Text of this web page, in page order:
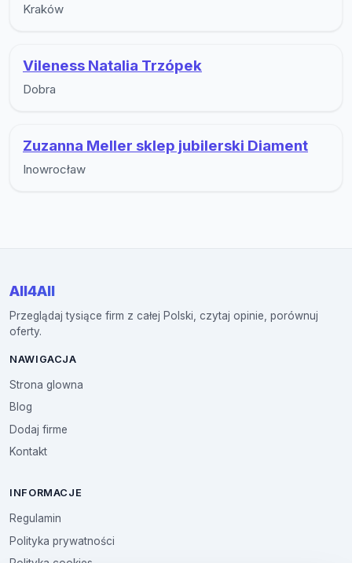
Kraków
Vileness Natalia Trzópek
Dobra
Zuzanna Meller sklep jubilerski Diament
Inowrocław
All4All
Przeglądaj tysiące firm z całej Polski, czytaj opinie, porównuj
oferty.
NAWIGACJA
Strona glowna
Blog
Dodaj firme
Kontakt
INFORMACJE
Regulamin
Polityka prywatności